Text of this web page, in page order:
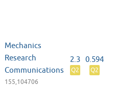
Mechanics
Research
Communications
155,104706
2.3
Q2
0.594
Q2